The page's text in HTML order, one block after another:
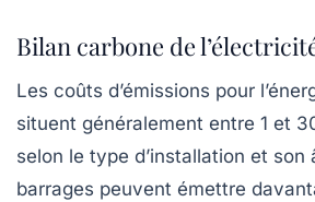
Bilan carbone de
Les coûts d’émissions pour
situent généralement entre 1 et
selon le type d’installation et son
barrages peuvent émettre